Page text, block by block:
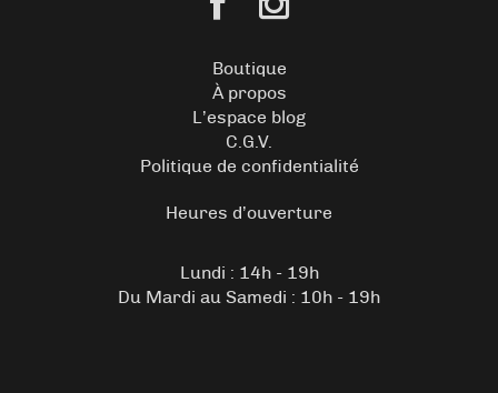
Boutique
À propos
L’espace blog
C.G.V.
Politique de confidentialité
Heures d’ouverture
Lundi : 14h - 19h
Du Mardi au Samedi : 10h - 19h